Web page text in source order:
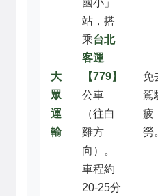
大
眾
運
輸
站，搭
乘台北
客運
【779】
公車
（往白
雞方
向）。
車程約
20-25分
免
駕
疲
勞